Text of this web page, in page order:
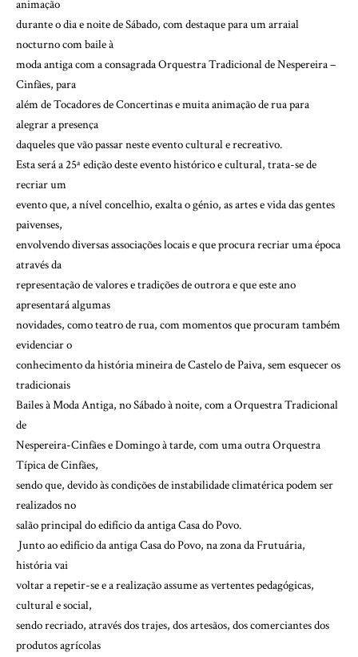
animação
durante o dia e noite de Sábado, com destaque para um arraial
nocturno com baile à
moda antiga com a consagrada Orquestra Tradicional de Nespereira –
Cinfães, para
além de Tocadores de Concertinas e muita animação de rua para
alegrar a presença
daqueles que vão passar neste evento cultural e recreativo.
Esta será a 25ª edição deste evento histórico e cultural, trata-se de
recriar um
evento que, a nível concelhio, exalta o génio, as artes e vida das gentes
paivenses,
envolvendo diversas associações locais e que procura recriar uma época
através da
representação de valores e tradições de outrora e que este ano
apresentará algumas
novidades, como teatro de rua, com momentos que procuram também
evidenciar o
conhecimento da história mineira de Castelo de Paiva, sem esquecer os
tradicionais
Bailes à Moda Antiga, no Sábado à noite, com a Orquestra Tradicional
de
Nespereira-Cinfães e Domingo à tarde, com uma outra Orquestra
Típica de Cinfães,
sendo que, devido às condições de instabilidade climatérica podem ser
realizados no
salão principal do edifício da antiga Casa do Povo.
Junto ao edifício da antiga Casa do Povo, na zona da Frutuária,
história vai
voltar a repetir-se e a realização assume as vertentes pedagógicas,
cultural e social,
sendo recriado, através dos trajes, dos artesãos, dos comerciantes dos
produtos agrícolas